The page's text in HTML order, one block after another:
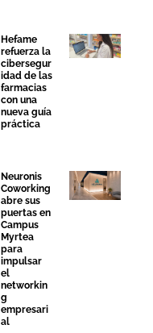
Hefame
refuerza la
cibersegur
idad de las
farmacias
con una
nueva guía
práctica
Neuronis
Coworking
abre sus
puertas en
Campus
Myrtea
para
impulsar
el
networkin
g
empresari
al